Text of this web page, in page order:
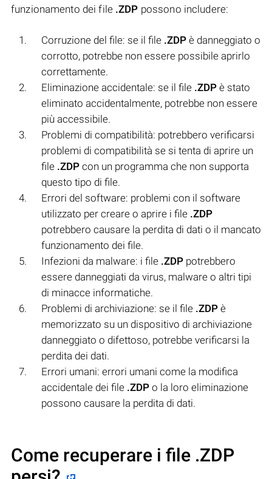
funzionamento dei file .ZDP possono includere:
Corruzione del file: se il file .ZDP è danneggiato o
corrotto, potrebbe non essere possibile aprirlo
correttamente.
Eliminazione accidentale: se il file .ZDP è stato
eliminato accidentalmente, potrebbe non essere
più accessibile.
Problemi di compatibilità: potrebbero verificarsi
problemi di compatibilità se si tenta di aprire un
file .ZDP con un programma che non supporta
questo tipo di file.
Errori del software: problemi con il software
utilizzato per creare o aprire i file .ZDP
potrebbero causare la perdita di dati o il mancato
funzionamento dei file.
Infezioni da malware: i file .ZDP potrebbero
essere danneggiati da virus, malware o altri tipi
di minacce informatiche.
Problemi di archiviazione: se il file .ZDP è
memorizzato su un dispositivo di archiviazione
danneggiato o difettoso, potrebbe verificarsi la
perdita dei dati.
Errori umani: errori umani come la modifica
accidentale dei file .ZDP o la loro eliminazione
possono causare la perdita di dati.
Come recuperare i file .ZDP